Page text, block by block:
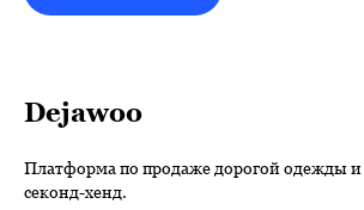
Dejawoo
Платформа по продаже дорогой одежды и
секонд-хенд.